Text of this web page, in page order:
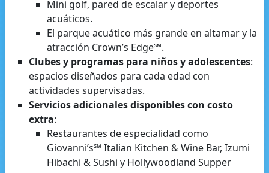
Mini golf, pared de escalar y deportes
acuáticos.
El parque acuático más grande en altamar y la
atracción Crown’s Edge℠.
Clubes y programas para niños y adolescentes:
espacios diseñados para cada edad con
actividades supervisadas.
Servicios adicionales disponibles con costo
extra:
Restaurantes de especialidad como
Giovanni’s℠ Italian Kitchen & Wine Bar, Izumi
Hibachi & Sushi y Hollywoodland Supper